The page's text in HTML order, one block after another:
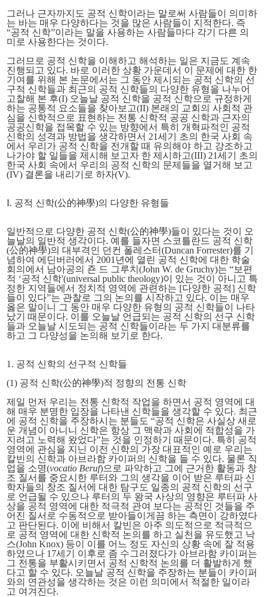
그러나 근자까지도 공적 신학이라는 말로써 사람들이 의미하
는 바는 매우 다양하다는 것을 많은 사람들이 지적한다. 즉
“공적 신학”이라는 말을 사용하는 사람들마다 각기 다른 의
미로 사용한다는 것이다.
그러므로 공적 신학을 이해하고 해석하는 일은 지금도 계속
진행되고 있다. 바로 이러한 상황 가운데서 이 문제에 대한 한
기여를 위해 본 논문에서는 그 동안 제시되는 공적 신학의 선
구적 신학들과 최근의 공적 신학들의 다양한 유형을 나누어
고찰해 본 후(I) 오늘날 공적 신학을 공적 신학으로 규정하게
하는 공통적 요소들을 찾아보고(II) 본래의 교회의 사회적 관
심을 신학적으로 표현하는 전통 신학적 공공 신학과 근자의
공공신학을 접목할 수 있는 방향에서 특히 개혁파적인 공적
신학의 성격과 방법을 생각하면서 21세기 초의 한국 사회 속
에서 우리가 공적 신학을 전개할 때 유의해야 하고 강조하고
나가야 할 일들을 제시해 보고자 한 제시하고(III) 21세기 초의
한국 사회 속에서 우리의 공적 신학의 문제들을 열거해 보고
(IV) 결론을 내리기로 하자(V).
I. 공적 신학(公的神學)의 다양한 유형들
일반적으로 다양한 공적 신학(公的神學)들이 있다는 것이 오
늘날의 일반적 생각이다. 예를 들자면 스코틀란드 공적 신학
(公的神學)의 대부격인 던컨 폴레스터(Duncan Forrester)를 기
념하여 에딘버러에서 2001년에 열린 공적 신학에 대한 학술
회의에서 남아공의 죤 드 그루치(John W. de Gruchy)는 “보편
적 ‘공적 신학'(universal public theology)이 있는 것이 아니고 특
정한 지역들에서 정치적 영역에 관련하는 [다양한 공적] 신학
들이 있다”는 관찰로 그의 논의를 시작하고 있다. 이는 매우
옳은 말이니 그 동안 매우 다양한 유형의 공적 신학들이 나타
났기 때문이다. 이를 오늘날 언급되는 공적 신학의 선구 신학
들과 오늘날 시도되는 공적 신학들이라는 두 가지 대분류를
하고 그 다양성을 논의해 보기로 한다.
1. 공적 신학의 선구적 신학들
(1) 공적 신학(公的神學)적 정향의 전통 신학
제일 먼저 우리는 전통 신학적 작업을 하면서 공적 영역에 대
해 매우 분명한 입장을 나타낸 신학들을 생각할 수 있다. 최근
에 공적 신학을 주장하시는 분들도 “공적 신학은 사실상 새로
운 개념이 아니니 신학은 항상 그 맥락과 사회에 적합성을 가
지려고 노력해 왔었다”는 것을 인정하기 때문이다. 특히 공적
영역에 관심을 지닌 이전 신학의 가장 대표적인 예로 우리는
칼빈의 신학과 아브라함 카이퍼의 신학을 들 수 있다. 물론 직
업을 소명(vocatio Beruf)으로 파악하고 그에 근거한 활동과 창
조 질서를 중요시한 루터와 그의 생각을 이어 받은 루터파 신
학자들의 창조 질서에 대한 탐구도 일종의 공적 신학의 선구
로 언급될 수 있으나 루터의 두 왕국 사상의 영향은 루터파 사
상을 공적 영역에 대한 적극적 관여 보다는 공적인 것들을 주
어진 질서로 수동적으로 받아들이게끔 하는 측면이 강하였다
고 판단된다. 이에 비해서 칼빈은 아주 의도적으로 적극적으
로 공적 영역에 대한 신학적 논의를 하고 실천을 유도했고 낙
스(John Knox) 등이 이를 어느 정도 자신의 상황 속에 잘 적용
하였으나 17세기 이후로 좀 수그러졌다가 아브라함 카이퍼는
그 전통을 부활시키면서 공적 신학적 논의를 더 활발하게 했
다고 할 수 있다. 오늘날 공적 신학을 주장하는 분들이 카이퍼
와의 연관성을 생각하는 것은 이런 의미에서 적절한 일이라
고 여겨진다.